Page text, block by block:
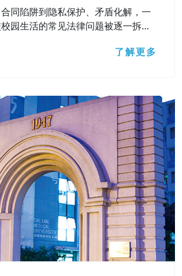
同陷阱到隐私保护、矛盾化解，一
园生活的常见法律问题被逐一拆
检’爱青春 ‘宁’护未来”主题直播访谈
了解更多